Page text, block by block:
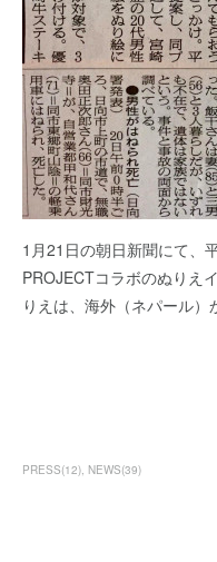
1月21日の朝日新聞にて、
PROJECTコラボのぬりえ
りえは、海外（ネパール）
PRESS(12) NEWS(39)